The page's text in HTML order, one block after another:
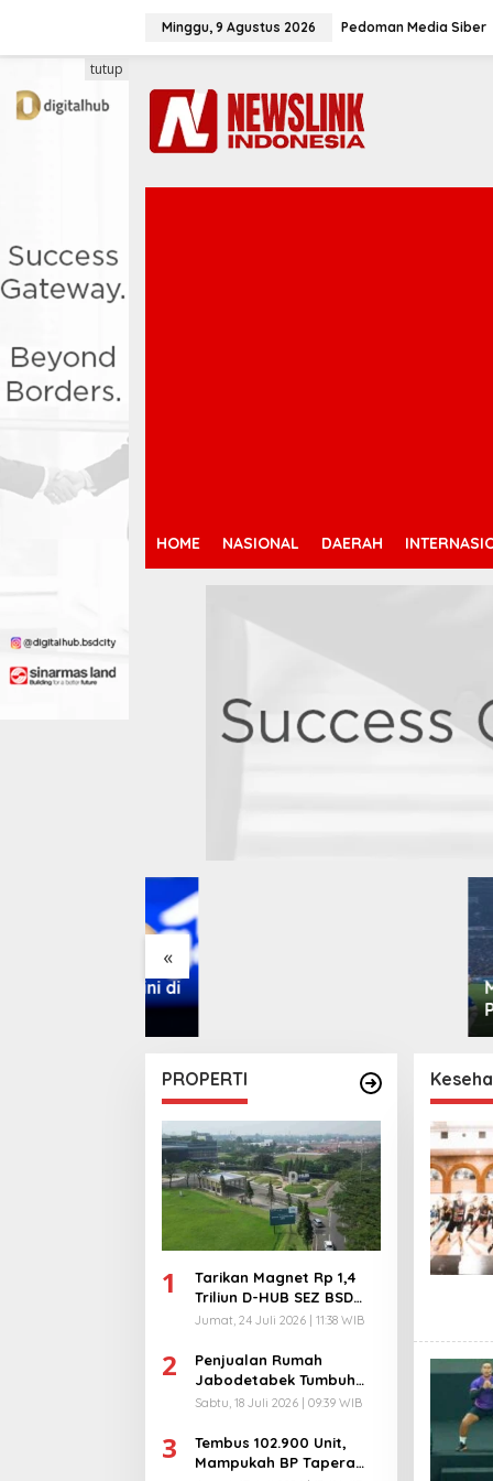
Minggu, 9 Agustus 2026 Pedoman Media Siber
HOME NASIONAL DAERAH
tutup
«
PROPERTI
1
Tarikan Magnet Rp 1,4
Triliun D-HUB SEZ BSD
City, Buka 1736
Jumat, 24 Juli 2026 | 11:38 WIB
2
Penjualan Rumah
Jabodetabek Tumbuh
94%! Developer
Ekstra
Sabtu, 18 Juli 2026 | 09:39 WIB
3
Tembus 102.900 Unit,
Mampukah BP Tapera